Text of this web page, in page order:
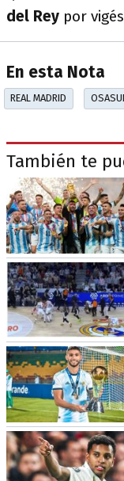
del Rey por
En esta Nota
REAL MADRID
También te